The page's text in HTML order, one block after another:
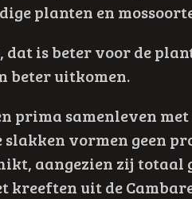
planten en
is beter voor de
beter uitkomen.
prima samenleven
vormen geen
aangezien zij totaal
kreeften uit de